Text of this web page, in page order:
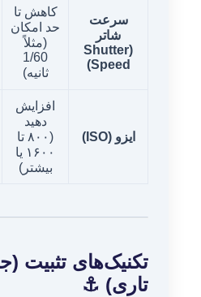
سرعت
شاتر
(Shutter
Speed)
کاهش تا
حد امکان
(مثلاً
1/60
ثانیه)
ایزو (ISO)
افزایش
دهید
(۸۰۰ تا
۱۶۰۰ یا
بیشتر)
تکنیک‌های تثبیت
تاری) ⚓